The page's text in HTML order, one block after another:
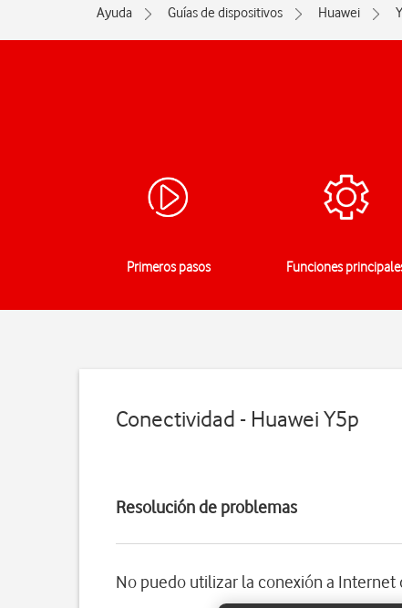
Ayuda Guías de dispositivos Huawei
Primeros pasos Funciones
Conectividad - Huawei Y5p
Resolución de problemas
No puedo utilizar la conexión a